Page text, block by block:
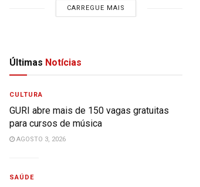
CARREGUE MAIS
Últimas Notícias
CULTURA
GURI abre mais de 150 vagas gratuitas
para cursos de música
AGOSTO 3, 2026
SAÚDE